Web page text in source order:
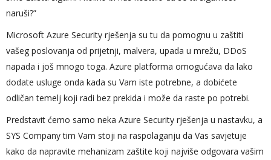
naruši?”
Microsoft Azure Security rješenja su tu da pomognu u zaštiti
vašeg poslovanja od prijetnji, malvera, upada u mrežu, DDoS
napada i još mnogo toga. Azure platforma omogućava da lako
dodate usluge onda kada su Vam iste potrebne, a dobićete
odličan temelj koji radi bez prekida i može da raste po potrebi.
Predstavit ćemo samo neka Azure Security rješenja u nastavku, a
SYS Company tim Vam stoji na raspolaganju da Vas savjetuje
kako da napravite mehanizam zaštite koji najviše odgovara vašim